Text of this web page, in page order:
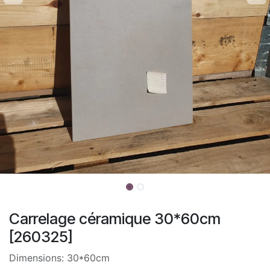
Carrelage céramique 30*60cm
[260325]
Dimensions: 30*60cm